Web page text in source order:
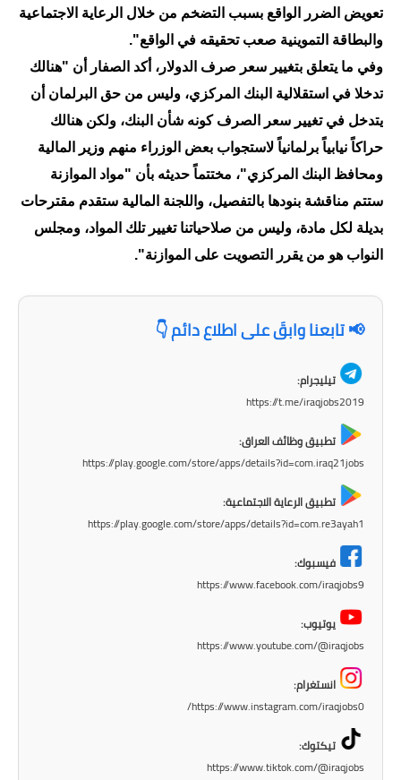
المرحلة الابتدائية
المرحلة المتوسطة
المرحلة الاعدادية
الجامعات
اخبار وقرارات وزارة التعليم
العالي
استمارة القبول المركزي
الطقس
تعويض الضرر الواقع بسبب التضخم من خلال الرعاية الاجتماعية
والبطاقة التموينية صعب تحقيقه في الواقع".
وفي ما يتعلق بتغيير سعر صرف الدولار، أكد الصفار أن "هنالك
تدخلا في استقلالية البنك المركزي، وليس من حق البرلمان أن
يتدخل في تغيير سعر الصرف كونه شأن البنك، ولكن هنالك
حراكاً نيابياً برلمانياً لاستجواب بعض الوزراء منهم وزير المالية
ومحافظ البنك المركزي"، مختتماً حديثه بأن "مواد الموازنة
ستتم مناقشة بنودها بالتفصيل، واللجنة المالية ستقدم مقترحات
بديلة لكل مادة، وليس من صلاحياتنا تغيير تلك المواد، ومجلس
النواب هو من يقرر التصويت على الموازنة".
📢 تابعنا وابقَ على اطلاع دائم 👇
تيليجرام:
https://t.me/iraqjobs2019
تطبيق وظائف العراق:
https://play.google.com/store/apps/details?id=com.iraq21jobs
تطبيق الرعاية الاجتماعية:
https://play.google.com/store/apps/details?id=com.re3ayah1
فيسبوك:
https://www.facebook.com/iraqjobs9
يوتيوب:
https://www.youtube.com/@iraqjobs
انستغرام:
https://www.instagram.com/iraqjobs0/
تيكتوك:
https://www.tiktok.com/@iraqjobs